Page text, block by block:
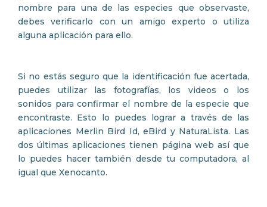
nombre para una de las especies que observaste,
debes verificarlo con un amigo experto o utiliza
alguna aplicación para ello.
Si no estás seguro que la identificación fue acertada,
puedes utilizar las fotografías, los videos o los
sonidos para confirmar el nombre de la especie que
encontraste. Esto lo puedes lograr a través de las
aplicaciones Merlin Bird Id, eBird y NaturaLista. Las
dos últimas aplicaciones tienen página web así que
lo puedes hacer también desde tu computadora, al
igual que Xenocanto.